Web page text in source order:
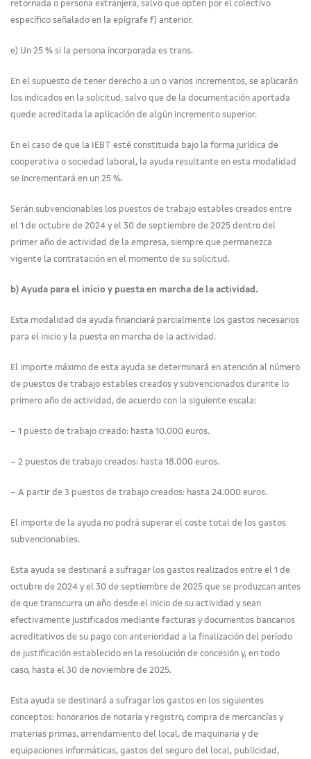
retornada o persona extranjera, salvo que opten por el colectivo
específico señalado en la epígrafe f) anterior.
e) Un 25 % si la persona incorporada es trans.
En el supuesto de tener derecho a un o varios incrementos, se aplicarán
los indicados en la solicitud, salvo que de la documentación aportada
quede acreditada la aplicación de algún incremento superior.
En el caso de que la IEBT esté constituida bajo la forma jurídica de
cooperativa o sociedad laboral, la ayuda resultante en esta modalidad
se incrementará en un 25 %.
Serán subvencionables los puestos de trabajo estables creados entre
el 1 de octubre de 2024 y el 30 de septiembre de 2025 dentro del
primer año de actividad de la empresa, siempre que permanezca
vigente la contratación en el momento de su solicitud.
b) Ayuda para el inicio y puesta en marcha de la actividad.
Esta modalidad de ayuda financiará parcialmente los gastos necesarios
para el inicio y la puesta en marcha de la actividad.
El importe máximo de esta ayuda se determinará en atención al número
de puestos de trabajo estables creados y subvencionados durante lo
primero año de actividad, de acuerdo con la siguiente escala:
– 1 puesto de trabajo creado: hasta 10.000 euros.
– 2 puestos de trabajo creados: hasta 18.000 euros.
– A partir de 3 puestos de trabajo creados: hasta 24.000 euros.
El importe de la ayuda no podrá superar el coste total de los gastos
subvencionables.
Esta ayuda se destinará a sufragar los gastos realizados entre el 1 de
octubre de 2024 y el 30 de septiembre de 2025 que se produzcan antes
de que transcurra un año desde el inicio de su actividad y sean
efectivamente justificados mediante facturas y documentos bancarios
acreditativos de su pago con anterioridad a la finalización del período
de justificación establecido en la resolución de concesión y, en todo
caso, hasta el 30 de noviembre de 2025.
Esta ayuda se destinará a sufragar los gastos en los siguientes
conceptos: honorarios de notaría y registro, compra de mercancías y
materias primas, arrendamiento del local, de maquinaria y de
equipaciones informáticas, gastos del seguro del local, publicidad,